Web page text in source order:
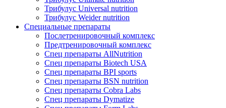
Трибулус Universal nutrition
Трибулус Weider nutrition
Специальные препараты
Послетренировочный комплекс
Предтренировочный комплекс
Спец препараты AllNutrition
Спец препараты Biotech USA
Спец препараты BPI sports
Спец препараты BSN nutrition
Спец препараты Cobra Labs
Спец препараты Dymatize